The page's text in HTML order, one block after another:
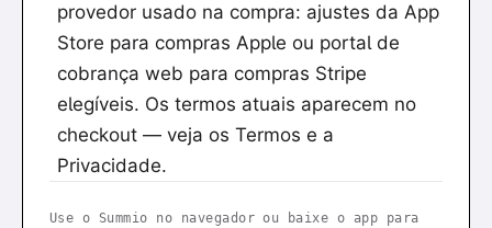
provedor usado na compra: ajustes da App
Store para compras Apple ou portal de
cobrança web para compras Stripe
elegíveis. Os termos atuais aparecem no
checkout — veja os Termos e a
Privacidade.
Use o Summio no navegador ou baixe o app para